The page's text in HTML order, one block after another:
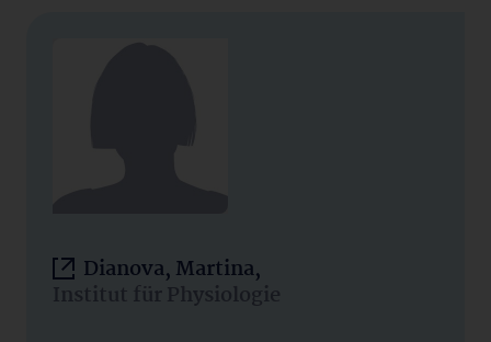
Dianova, Martina,
Institut für Physiologie